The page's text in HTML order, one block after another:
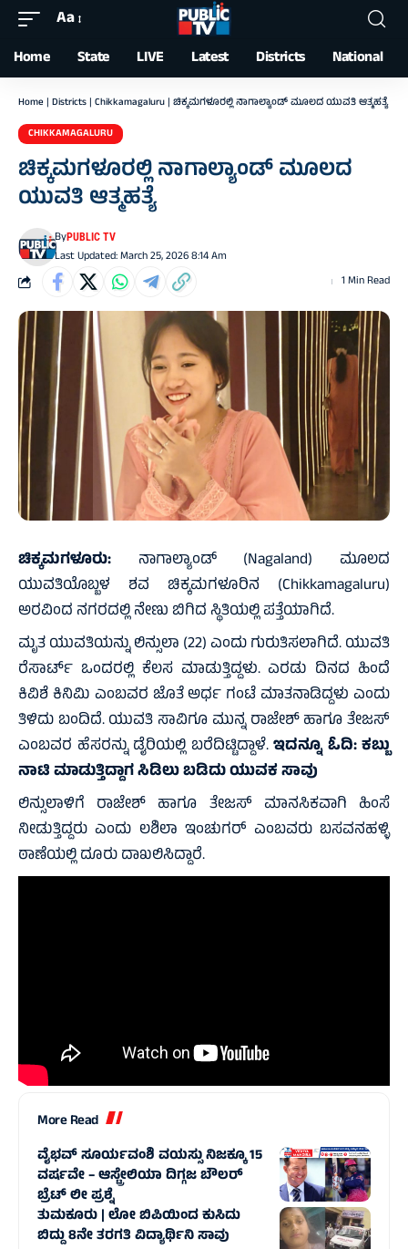
Font
Resizer
Aa
Home State LIVE Latest Districts National
Home | Districts | Chikkamagaluru | ಚಿಕ್ಕಮಗಳೂರಲ್ಲಿ ನಾಗಾಲ್ಯಾಂಡ್ ಮೂಲದ ಯುವತಿ ಆತ್ಮಹತ್ಯೆ
CHIKKAMAGALURU
ಚಿಕ್ಕಮಗಳೂರಲ್ಲಿ ನಾಗಾಲ್ಯಾಂಡ್ ಮೂಲದ
ಯುವತಿ ಆತ್ಮಹತ್ಯೆ
Last Updated: March 25, 2026 8:14 Am
ByPUBLIC TV
1 Min Read
ಚಿಕ್ಕಮಗಳೂರು: ನಾಗಾಲ್ಯಾಂಡ್ (Nagaland) ಮೂಲದ
ಯುವತಿಯೊಬ್ಬಳ ಶವ ಚಿಕ್ಕಮಗಳೂರಿನ (Chikkamagaluru)
ಅರವಿಂದ ನಗರದಲ್ಲಿ ನೇಣು ಬಿಗಿದ ಸ್ಥಿತಿಯಲ್ಲಿ ಪತ್ತೆಯಾಗಿದೆ.
ಮೃತ ಯುವತಿಯನ್ನು ಲಿನ್ಸುಲಾ (22) ಎಂದು ಗುರುತಿಸಲಾಗಿದೆ. ಯುವತಿ
ರೆಸಾರ್ಟ್ ಒಂದರಲ್ಲಿ ಕೆಲಸ ಮಾಡುತ್ತಿದ್ದಳು. ಎರಡು ದಿನದ ಹಿಂದೆ
ಕಿವಿಶೆ ಕಿನಿಮಿ ಎಂಬವರ ಜೊತೆ ಅರ್ಧ ಗಂಟೆ ಮಾತನಾಡಿದ್ದಳು ಎಂದು
ತಿಳಿದು ಬಂದಿದೆ. ಯುವತಿ ಸಾವಿಗೂ ಮುನ್ನ ರಾಜೇಶ್ ಹಾಗೂ ತೇಜಸ್
ಎಂಬವರ ಹೆಸರನ್ನು ಡೈರಿಯಲ್ಲಿ ಬರೆದಿಟ್ಟಿದ್ದಾಳೆ.ಇದನ್ನೂ ಓದಿ:ಕಬ್ಬು
ನಾಟಿ ಮಾಡುತ್ತಿದ್ದಾಗ ಸಿಡಿಲು ಬಡಿದು ಯುವಕ ಸಾವು
ಲಿನ್ಸುಲಾಳಿಗೆ ರಾಜೇಶ್ ಹಾಗೂ ತೇಜಸ್ ಮಾನಸಿಕವಾಗಿ ಹಿಂಸೆ
ನೀಡುತ್ತಿದ್ದರು ಎಂದು ಲಶಿಲಾ ಇಂಚುಗರ್ ಎಂಬವರು ಬಸವನಹಳ್ಳಿ
ಠಾಣೆಯಲ್ಲಿ ದೂರು ದಾಖಲಿಸಿದ್ದಾರೆ.
More Read
ವೈಭವ್ ಸೂರ್ಯವಂಶಿ ವಯಸ್ಸು ನಿಜಕ್ಕೂ 15
ವರ್ಷವೇ – ಆಸ್ಟ್ರೇಲಿಯಾ ದಿಗ್ಗಜ ಬೌಲರ್
ಬ್ರೆಟ್ ಲೀ ಪ್ರಶ್ನೆ
ತುಮಕೂರು | ಲೋ ಬಿಪಿಯಿಂದ ಕುಸಿದು
ಬಿದ್ದು 8ನೇ ತರಗತಿ ವಿದ್ಯಾರ್ಥಿನಿ ಸಾವು